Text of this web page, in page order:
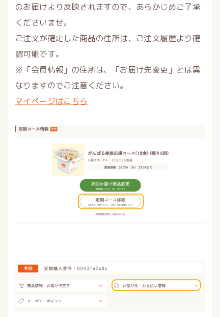
のお届けより反映されますので、あらかじめご了承
くださいませ。
ご注文が確定した商品の住所は、ご注文履歴より確
認可能です。
※「会員情報」の住所は、「お届け先変更」とは異
なりますのでご注意ください。
マイページはこちら